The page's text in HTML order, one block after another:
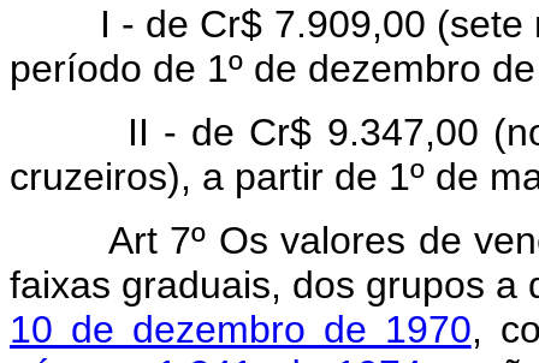
I - de Cr$ 7.909,00 (sete
período de 1º de dezembro
II - de Cr$ 9.347,00
cruzeiros), a partir de 1º de
Art 7º Os valores de
faixas graduais, dos grupos
10 de dezembro de 1970,